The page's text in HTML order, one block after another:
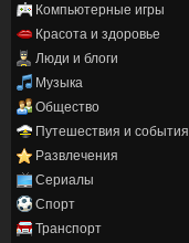
Компьютерные игры
Красота и здоровье
Люди и блоги
Музыка
Общество
Путешествия и события
Развлечения
Сериалы
Спорт
Транспорт